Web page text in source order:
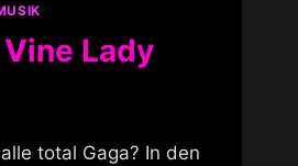
Lady
total Gaga? In den